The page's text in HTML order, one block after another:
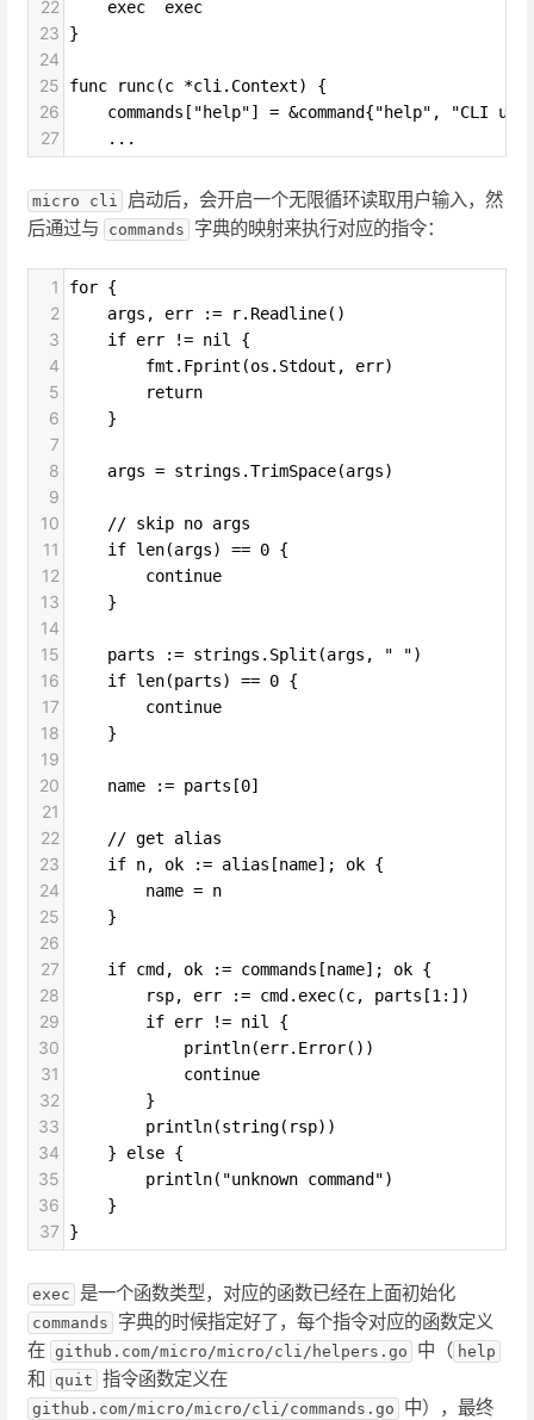
22 exec  exec
23 }
24
25
func runc(c *cli.Context) {
26 commands["help"] = &command{"help", "CLI
27 ...
micro cli
启动后，会开启一个无限循环读取用户输入，然
后通过与
commands 字典的映射来执行对应的指令：
1 for {
2 args, err := r.Readline()
3 if err != nil {
4 fmt.Fprint(os.Stdout, err)
5 return
6 }
7
8
args = strings.TrimSpace(args)
9
10
// skip no args
11 if len(args) == 0 {
12 continue
13 }
14
15
parts := strings.Split(args, " ")
16 if len(parts) == 0 {
17 continue
18 }
19
20
name := parts[0]
21
22
// get alias
23 if n, ok := alias[name]; ok {
24 name = n
25 }
26
27
if cmd, ok := commands[name]; ok {
28 rsp, err := cmd.exec(c, parts[1:])
29 if err != nil {
30 println(err.Error())
31 continue
32 }
33 println(string(rsp))
34 } else {
35 println("unknown command")
36 }
37 }
exec 是一个函数类型，对应的函数已经在上面初始化
commands
字典的时候指定好了，每个指令对应的函数定义
在 github.com/micro/micro/cli/helpers.go 中（ help
和 quit 指令函数定义在
github.com/micro/micro/cli/commands.go
中），最终